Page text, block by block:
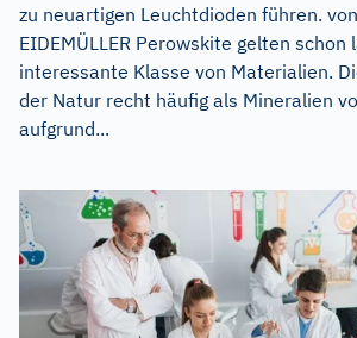
zu neuartigen Leuchtdioden führen.
EIDEMÜLLER Perowskite gelten schon
interessante Klasse von Materialien.
der Natur recht häufig als Mineralien
aufgrund...